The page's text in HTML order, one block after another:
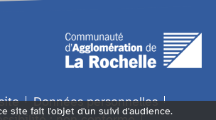
Données personnelles
site fait l'objet d'un suivi d'audience.